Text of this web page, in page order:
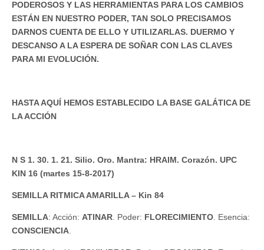
PODEROSOS Y LAS HERRAMIENTAS PARA LOS CAMBIOS
ESTÁN EN NUESTRO PODER, TAN SOLO PRECISAMOS
DARNOS CUENTA DE ELLO Y UTILIZARLAS. DUERMO Y
DESCANSO A LA ESPERA DE SOÑAR CON LAS CLAVES
PARA MI EVOLUCIÓN.
HASTA AQUÍ HEMOS ESTABLECIDO LA BASE GALÁTICA DE
LA ACCIÓN
N S 1. 30. 1. 21. Silio. Oro. Mantra: HRAIM. Corazón. UPC
KIN 16 (martes 15-8-2017)
SEMILLA RITMICA AMARILLA – Kin 84
SEMILLA: Acción: ATINAR. Poder: FLORECIMIENTO. Esencia:
CONSCIENCIA.